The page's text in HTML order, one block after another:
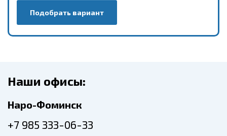
Подобрать вариант
Наши офисы:
Наро-Фоминск
+7 985 333-06-33